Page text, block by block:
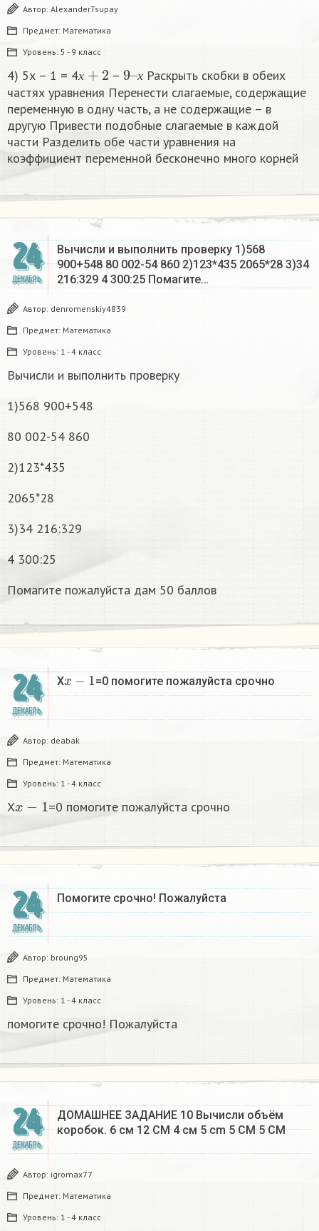
Автор: AlexanderTsupay
Предмет: Математика
Уровень: 5 - 9 класс
4) 5х – 1 = 4х – х
9
х
Раскрыть скобки в обеих
частях уравнения Перенести слагаемые, содержащие
переменную в одну часть, а не содержащие – в
другую Привести подобные слагаемые в каждой
части Разделить обе части уравнения на
коэффициент переменной бесконечно много корней​
24
ДЕКАБРЬ
Вычисли и выполнить проверку 1)568
900+548 80 002-54 860 2)123*435 2065*28 3)34
216:329 4 300:25 Помагите…
Автор: denromenskiy4839
Предмет: Математика
Уровень: 1 - 4 класс
Вычисли и выполнить проверку
1)568 900+548
80 002-54 860
2)123*435
2065*28
3)34 216:329
4 300:25
Помагите пожалуйста дам 50 баллов
24
ДЕКАБРЬ
X
x−1
=0 помогите пожалуйста срочно
Автор: deabak
Предмет: Математика
Уровень: 1 - 4 класс
X =0 помогите пожалуйста срочно
24
ДЕКАБРЬ
Помогите срочно! Пожалуйста
Автор: broung95
Предмет: Математика
Уровень: 1 - 4 класс
помогите срочно! Пожалуйста
24
ДЕКАБРЬ
ДОМАШНЕЕ ЗАДАНИЕ 10 Вычисли объём
коробок. 6 см 12 CM 4 см 5 cm 5 CM 5 CM​
Автор: igromax77
Предмет: Математика
Уровень: 1 - 4 класс